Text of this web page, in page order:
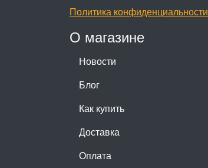
О магазине
Новости
Блог
Как купить
Доставка
Оплата
Политика конфиденциальности